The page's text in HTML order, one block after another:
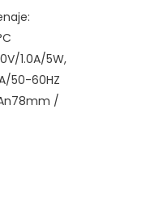
1.0A/5W,
50-60HZ
/